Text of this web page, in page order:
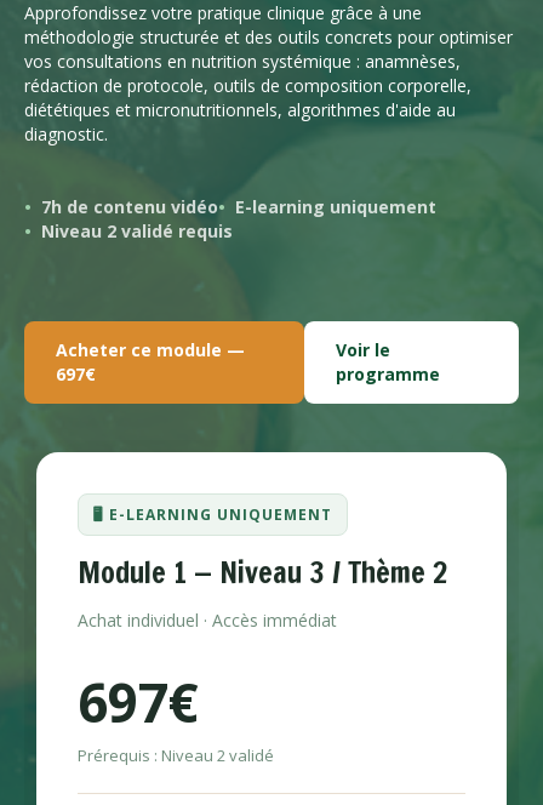
Approfondissez votre pratique clinique grâce à une
méthodologie structurée et des outils concrets pour optimiser
vos consultations en nutrition systémique : anamnèses,
rédaction de protocole, outils de composition corporelle,
diététiques et micronutritionnels, algorithmes d'aide au
diagnostic.
7h de contenu vidéo
E-learning uniquement
Niveau 2 validé requis
Acheter ce module —
697€
Voir le
programme
🖥️ E-LEARNING UNIQUEMENT
Module 1 — Niveau 3 / Thème 2
Achat individuel · Accès immédiat
697€
Prérequis : Niveau 2 validé